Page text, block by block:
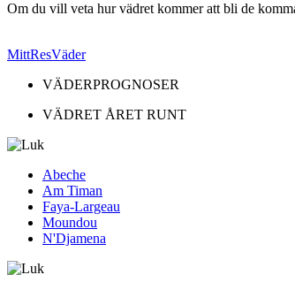
Om du vill veta hur vädret kommer att bli de
MittResVäder
VÄDERPROGNOSER
VÄDRET ÅRET RUNT
Abeche
Am Timan
Faya-Largeau
Moundou
N'Djamena